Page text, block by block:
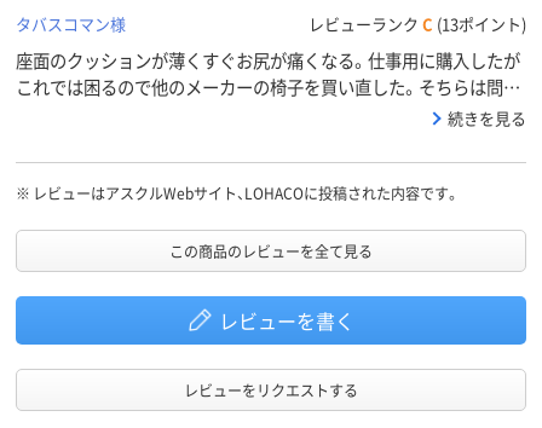
タバスコマン様
レビューランク C (13ポイント)
座面のクッションが薄くすぐお尻が痛くなる。仕事用に購入したが
これでは困るので他のメーカーの椅子を買い直した。そちらは問題
なく長時間使えるのでこの椅子の問題。買ったことを後悔した。
続きを見る
※ レビューはアスクルWebサイト、LOHACOに投稿された内容です。
この商品のレビューを全て見る
レビューを書く
レビューをリクエストする